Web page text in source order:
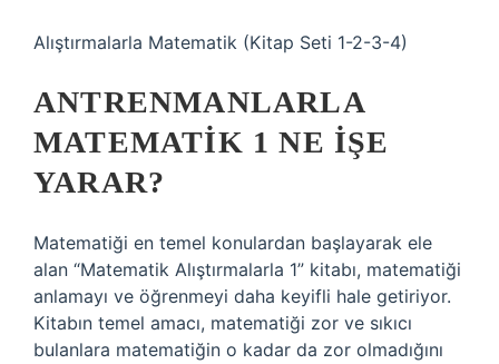
Alıştırmalarla Matematik (Kitap Seti 1-2-3-4)
ANTRENMANLARLA
MATEMATIK 1 NE IŞE
YARAR?
Matematiği en temel konulardan başlayarak ele
alan “Matematik Alıştırmalarla 1” kitabı, matematiği
anlamayı ve öğrenmeyi daha keyifli hale getiriyor.
Kitabın temel amacı, matematiği zor ve sıkıcı
bulanlara matematiğin o kadar da zor olmadığını